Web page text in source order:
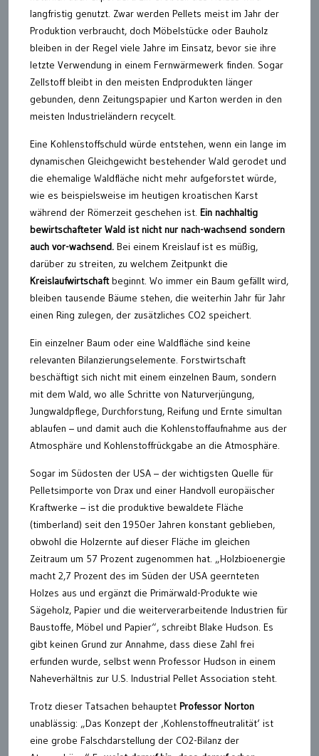
langfristig genutzt. Zwar werden Pellets meist im Jahr der
Produktion verbraucht, doch Möbelstücke oder Bauholz
bleiben in der Regel viele Jahre im Einsatz, bevor sie ihre
letzte Verwendung in einem Fernwärmewerk finden. Sogar
Zellstoff bleibt in den meisten Endprodukten länger
gebunden, denn Zeitungspapier und Karton werden in den
meisten Industrieländern recycelt.
Eine Kohlenstoffschuld würde entstehen, wenn ein lange im
dynamischen Gleichgewicht bestehender Wald gerodet und
die ehemalige Waldfläche nicht mehr aufgeforstet würde,
wie es beispielsweise im heutigen kroatischen Karst
während der Römerzeit geschehen ist. Ein nachhaltig
bewirtschafteter Wald ist nicht nur nach-wachsend sondern
auch vor-wachsend. Bei einem Kreislauf ist es müßig,
darüber zu streiten, zu welchem Zeitpunkt die
Kreislaufwirtschaftbeginnt. Wo immer ein Baum gefällt wird,
bleiben tausende Bäume stehen, die weiterhin Jahr für Jahr
einen Ring zulegen, der zusätzliches CO2 speichert.
Ein einzelner Baum oder eine Waldfläche sind keine
relevanten Bilanzierungselemente. Forstwirtschaft
beschäftigt sich nicht mit einem einzelnen Baum, sondern
mit dem Wald, wo alle Schritte von Naturverjüngung,
Jungwaldpflege, Durchforstung, Reifung und Ernte simultan
ablaufen – und damit auch die Kohlenstoffaufnahme aus der
Atmosphäre und Kohlenstoffrückgabe an die Atmosphäre.
Sogar im Südosten der USA – der wichtigsten Quelle für
Pelletsimporte von Drax und einer Handvoll europäischer
Kraftwerke – ist die produktive bewaldete Fläche
(timberland) seit den 1950er Jahren konstant geblieben,
obwohl die Holzernte auf dieser Fläche im gleichen
Zeitraum um 57 Prozent zugenommen hat. „Holzbioenergie
macht 2,7 Prozent des im Süden der USA geernteten
Holzes aus und ergänzt die Primärwald-Produkte wie
Sägeholz, Papier und die weiterverarbeitende Industrien für
Baustoffe, Möbel und Papier“, schreibt Blake Hudson. Es
gibt keinen Grund zur Annahme, dass diese Zahl frei
erfunden wurde, selbst wenn Professor Hudson in einem
Naheverhältnis zur U.S. Industrial Pellet Association steht.
Trotz dieser Tatsachen behauptet Professor Norton
unablässig: „Das Konzept der ‚Kohlenstoffneutralität‘ ist
eine grobe Falschdarstellung der CO2-Bilanz der